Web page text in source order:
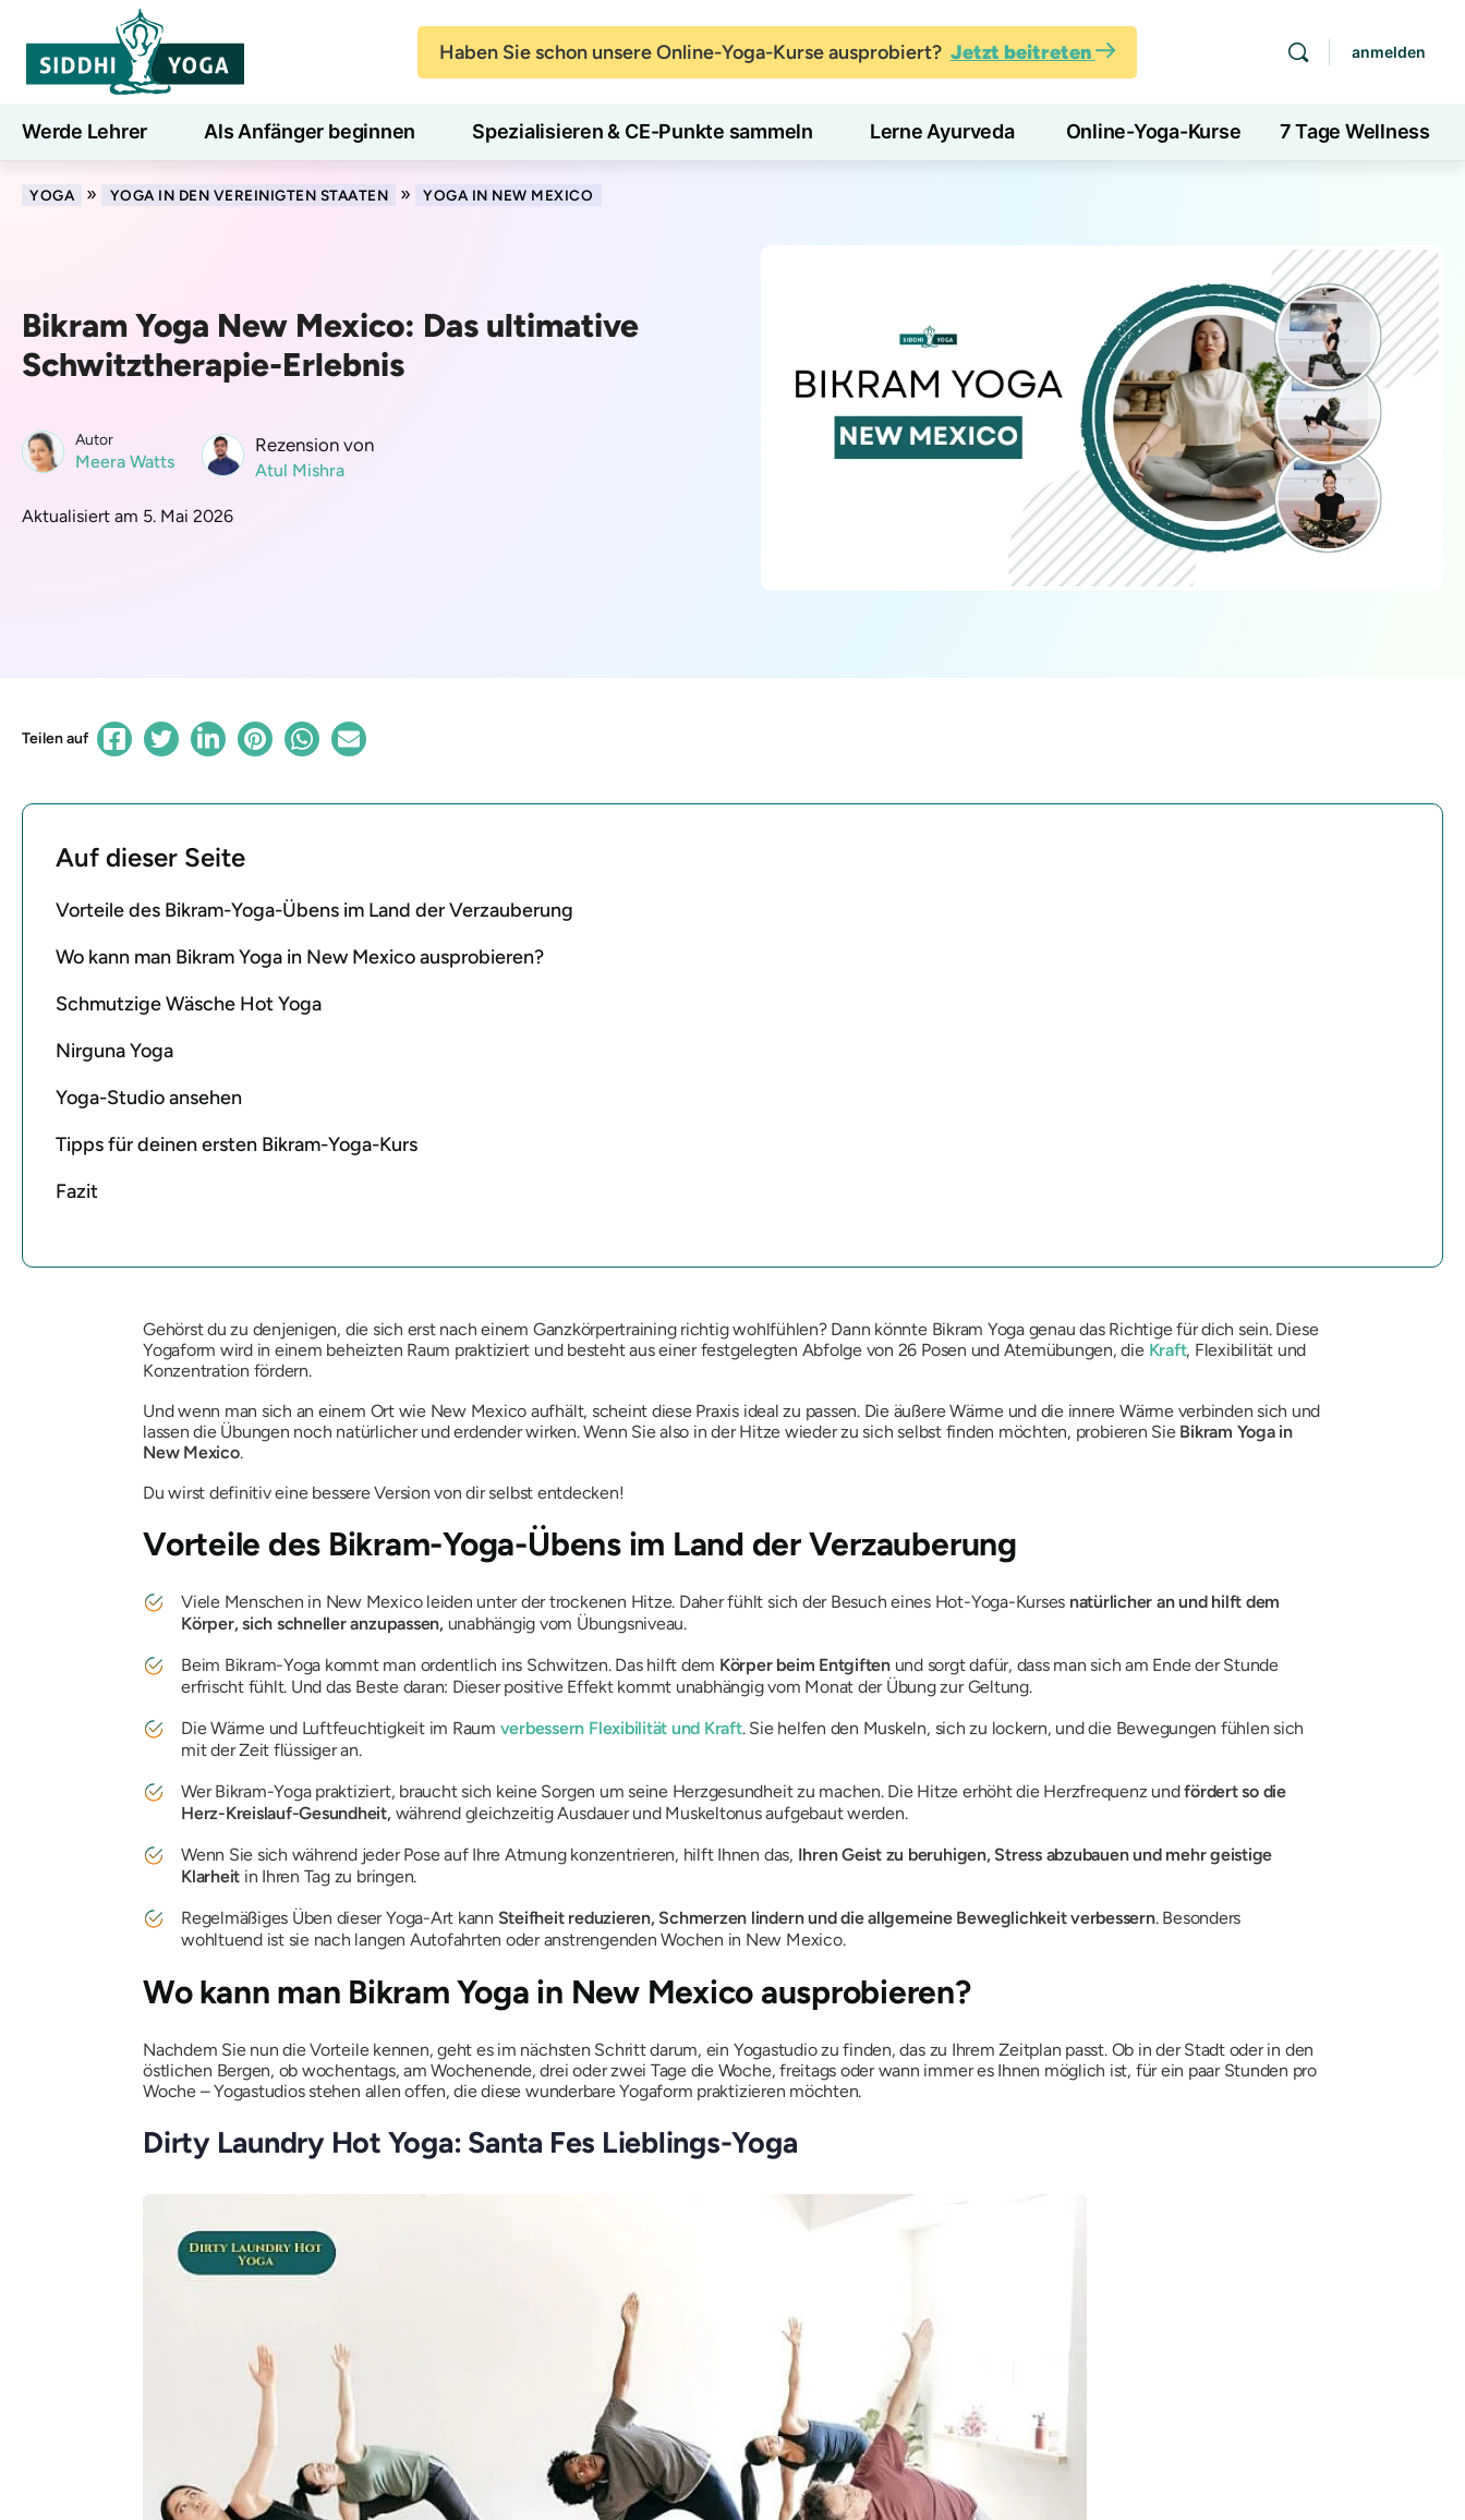
Haben Sie schon unsere Online-Yoga-Kurse ausprobiert? Jetzt beitreten anmelden
Werde Lehrer Als Anfänger beginnen Spezialisieren & CE-Punkte sammeln Lerne Ayurveda Online-Yoga-Kurse 7 Tage Wellness
Blog Lernen
YOGA » YOGA IN DEN VEREINIGTEN STAATEN » YOGA IN NEW MEXICO
Bikram Yoga New Mexico: Das ultimative
Schwitztherapie-Erlebnis
Autor
Meera Watts
Rezension von
Atul Mishra
Aktualisiert am 5. Mai 2026
Teilen auf
Auf dieser Seite
Vorteile des Bikram-Yoga-Übens im Land der Verzauberung
Wo kann man Bikram Yoga in New Mexico ausprobieren?
Schmutzige Wäsche Hot Yoga
Nirguna Yoga
Yoga-Studio ansehen
Tipps für deinen ersten Bikram-Yoga-Kurs
Fazit
Gehörst du zu denjenigen, die sich erst nach einem Ganzkörpertraining richtig wohlfühlen? Dann könnte Bikram Yoga genau das Richtige für dich sein. Diese
Yogaform wird in einem beheizten Raum praktiziert und besteht aus einer festgelegten Abfolge von 26 Posen und Atemübungen, die Kraft, Flexibilität und
Konzentration fördern.
Und wenn man sich an einem Ort wie New Mexico aufhält, scheint diese Praxis ideal zu passen. Die äußere Wärme und die innere Wärme verbinden sich und
lassen die Übungen noch natürlicher und erdender wirken. Wenn Sie also in der Hitze wieder zu sich selbst finden möchten, probieren Sie Bikram Yoga in
New Mexico.
Du wirst definitiv eine bessere Version von dir selbst entdecken!
Vorteile des Bikram-Yoga-Übens im Land der Verzauberung
Viele Menschen in New Mexico leiden unter der trockenen Hitze. Daher fühlt sich der Besuch eines Hot-Yoga-Kurses natürlicher an und hilft dem
Körper, sich schneller anzupassen, unabhängig vom Übungsniveau.
Beim Bikram-Yoga kommt man ordentlich ins Schwitzen. Das hilft dem Körper beim Entgiften und sorgt dafür, dass man sich am Ende der Stunde
erfrischt fühlt. Und das Beste daran: Dieser positive Effekt kommt unabhängig vom Monat der Übung zur Geltung.
Die Wärme und Luftfeuchtigkeit im Raum verbessern Flexibilität und Kraft. Sie helfen den Muskeln, sich zu lockern, und die Bewegungen fühlen sich
mit der Zeit flüssiger an.
Wer Bikram-Yoga praktiziert, braucht sich keine Sorgen um seine Herzgesundheit zu machen. Die Hitze erhöht die Herzfrequenz undfördert so die
Herz-Kreislauf-Gesundheit,während gleichzeitig Ausdauer und Muskeltonus aufgebaut werden.
Wenn Sie sich während jeder Pose auf Ihre Atmung konzentrieren, hilft Ihnen das, Ihren Geist zu beruhigen, Stress abzubauen und mehr geistige
Klarheit in Ihren Tag zu bringen.
Regelmäßiges Üben dieser Yoga-Art kann Steifheit reduzieren, Schmerzen lindern und die allgemeine Beweglichkeit verbessern. Besonders
wohltuend ist sie nach langen Autofahrten oder anstrengenden Wochen in New Mexico.
Wo kann man Bikram Yoga in New Mexico ausprobieren?
Nachdem Sie nun die Vorteile kennen, geht es im nächsten Schritt darum, ein Yogastudio zu finden, das zu Ihrem Zeitplan passt. Ob in der Stadt oder in den
östlichen Bergen, ob wochentags, am Wochenende, drei oder zwei Tage die Woche, freitags oder wann immer es Ihnen möglich ist, für ein paar Stunden pro
Woche – Yogastudios stehen allen offen, die diese wunderbare Yogaform praktizieren möchten.
Dirty Laundry Hot Yoga: Santa Fes Lieblings-Yoga